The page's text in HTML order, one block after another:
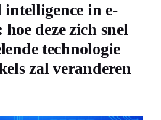
in e-
hoe deze zich snel
technologie
zal veranderen